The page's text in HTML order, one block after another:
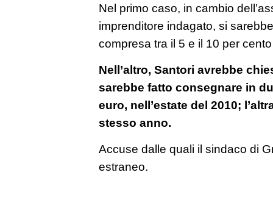
Nel primo caso, in cambio
imprenditore indagato, si
compresa tra il 5 e il 10 per
Nell’altro, Santori avrebbe
sarebbe fatto consegnare in
euro, nell’estate del 2010;
stesso anno.
Accuse dalle quali il sindaco di
estraneo.